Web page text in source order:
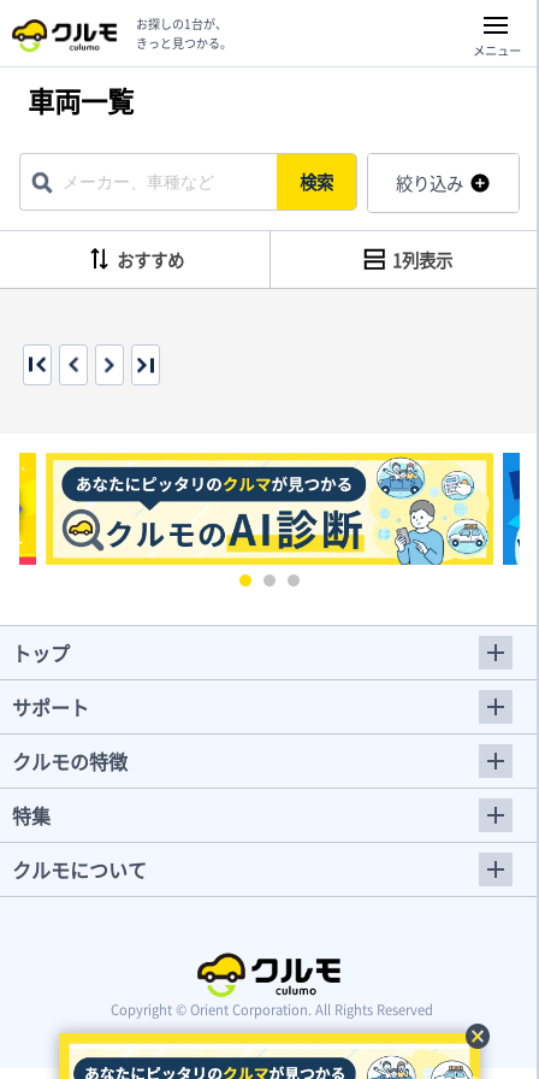
cancel
お探しの1台が、
きっと見つかる。
メニュー
車両一覧
検索 絞り込み
おすすめ 1列表示
トップ
サポート
クルモの特徴
特集
クルモについて
Copyright © Orient Corporation. All Rights Reserved